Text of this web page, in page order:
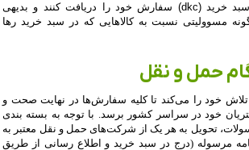
خرید (dkc) سفارش خود را دریافت کنند و بدیهی
مسوولیتی نسبت به کالاهایی که در سبد خرید رها
حمل و نقل
خود را می‏‌کند تا کلیه سفارش‏‌ها در نهایت صحت و
خود در سراسر کشور برسد. با توجه به بسته بندی
تحویل به هر یک از شرکت‌‏های حمل و نقل معتبر به
مرسوله (درج در سبد خرید و اطلاع رسانی از طریق